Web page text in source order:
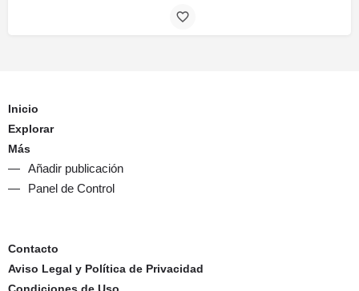
Inicio
Explorar
Más
Añadir publicación
Panel de Control
Contacto
Aviso Legal y Política de Privacidad
Condiciones de Uso